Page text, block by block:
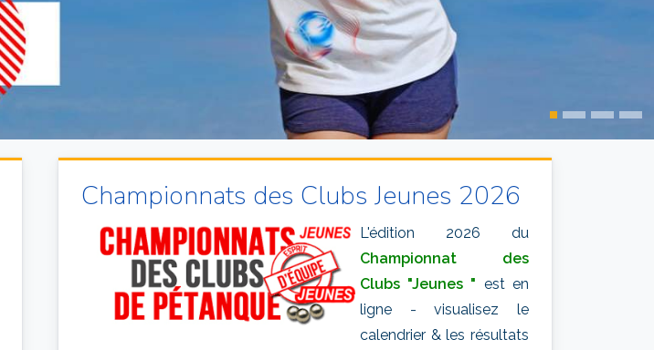
Championnats des Clubs Jeunes 2026
L'édition 2026 du
Championnat des
Clubs "Jeunes " est en
ligne - visualisez le
calendrier & les résultats